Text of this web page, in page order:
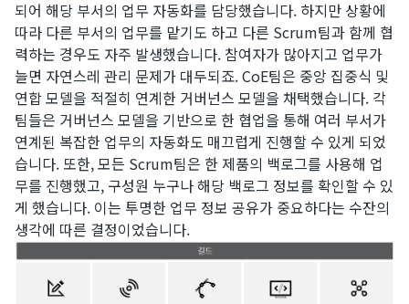
되어 해당 부서의 업무 자동화를 담당했습니다. 하지만 상황에
따라 다른 부서의 업무를 맡기도 하고 다른 Scrum팀과 함께 협
력하는 경우도 자주 발생했습니다. 참여자가 많아지고 업무가
늘면 자연스레 관리 문제가 대두되죠. CoE팀은 중앙 집중식 및
연합 모델을 적절히 연계한 거버넌스 모델을 채택했습니다. 각
팀들은 거버넌스 모델을 기반으로 한 협업을 통해 여러 부서가
연계된 복잡한 업무의 자동화도 매끄럽게 진행할 수 있게 되었
습니다. 또한, 모든 Scrum팀은 한 제품의 백로그를 사용해 업
무를 진행했고, 구성원 누구나 해당 백로그 정보를 확인할 수 있
게 했습니다. 이는 투명한 업무 정보 공유가 중요하다는 수잔의
생각에 따른 결정이었습니다.